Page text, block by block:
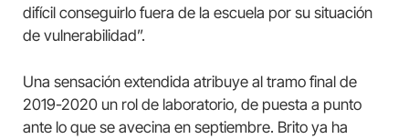
difícil conseguirlo fuera de la escuela por su situación
de vulnerabilidad”.
Una sensación extendida atribuye al tramo final de
2019-2020 un rol de laboratorio, de puesta a punto
ante lo que se avecina en septiembre. Brito ya ha